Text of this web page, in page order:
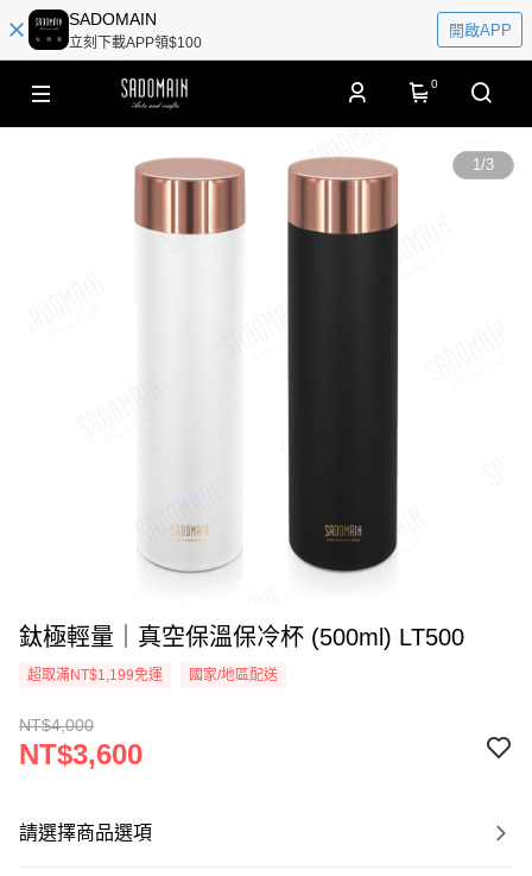
SADOMAIN
立刻下載APP領$100
開啟APP
0
1/3
鈦極輕量｜真空保溫保冷杯 (500ml) LT500
超取滿NT$1,199免運 國家/地區配送
NT$4,000
NT$3,600
請選擇商品選項